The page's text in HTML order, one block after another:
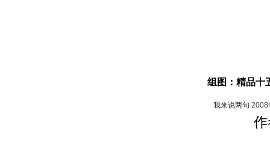
组图：精品十
我来说两句 2008